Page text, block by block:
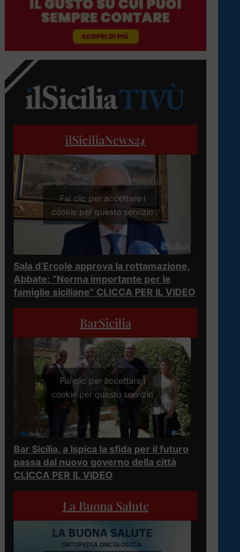
ilSiciliaNews24
Fai clic per accettare i
cookie per questo servizio
Sala d’Ercole approva la rottamazione,
Abbate: “Norma importante per le
famiglie siciliane” CLICCA PER IL VIDEO
BarSicilia
Fai clic per accettare i
cookie per questo servizio
Bar Sicilia, a Ispica la sfida per il futuro
passa dal nuovo governo della città
CLICCA PER IL VIDEO
La Buona Salute